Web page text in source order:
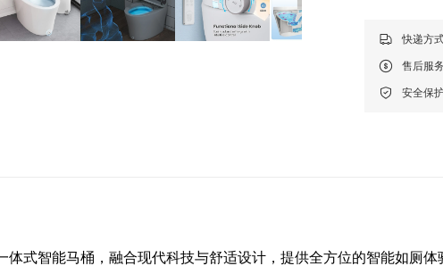
快递方
售后服
安全保
体式智能马桶，融合现代科技与舒适设计，提供全方位的智能如厕